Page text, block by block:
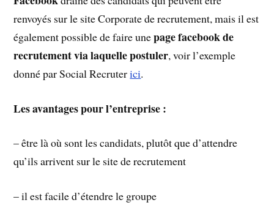
renvoyés sur le site Corporate de recrutement, mais il est
également possible de faire unepage facebook de
recrutement via laquelle postuler, voir l’exemple
donné par Social Recruterici.
Les avantages pour l’entreprise :
– être là où sont les candidats, plutôt que d’attendre
qu’ils arrivent sur le site de recrutement
– il est facile d’étendre le groupe